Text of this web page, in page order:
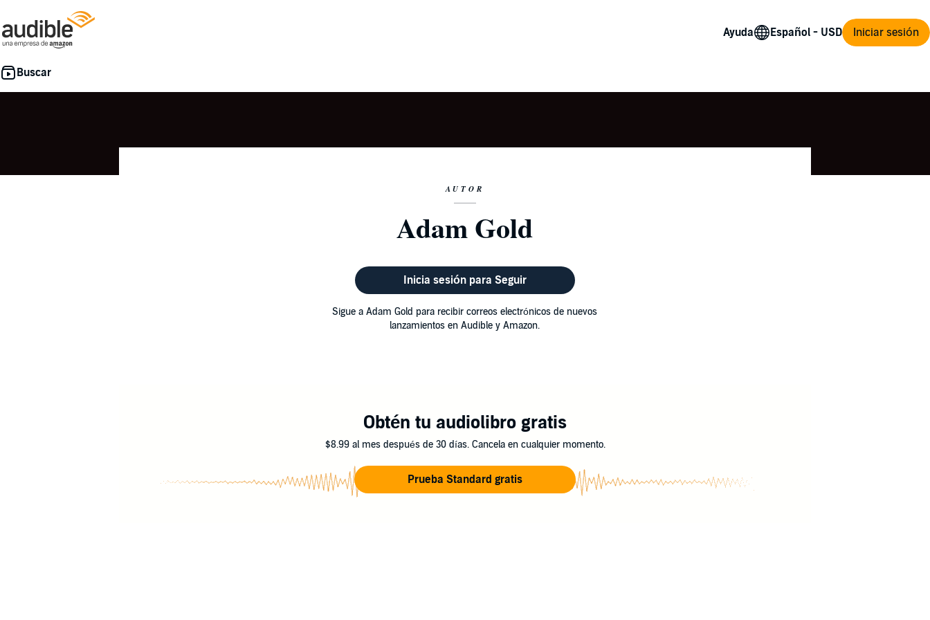
Ayuda Iniciar sesión
AUTOR
Adam Gold
Inicia sesión para Seguir
Sigue a Adam Gold para recibir correos electrónicos de nuevos
lanzamientos en Audible y Amazon.
Obtén tu audiolibro gratis
$8.99 al mes después de 30 días. Cancela en cualquier momento.
Prueba Standard gratis